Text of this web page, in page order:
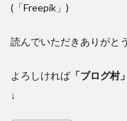
(「Freepik」)
読んでいただきありがと
よろしければ 「ブログ村
↓